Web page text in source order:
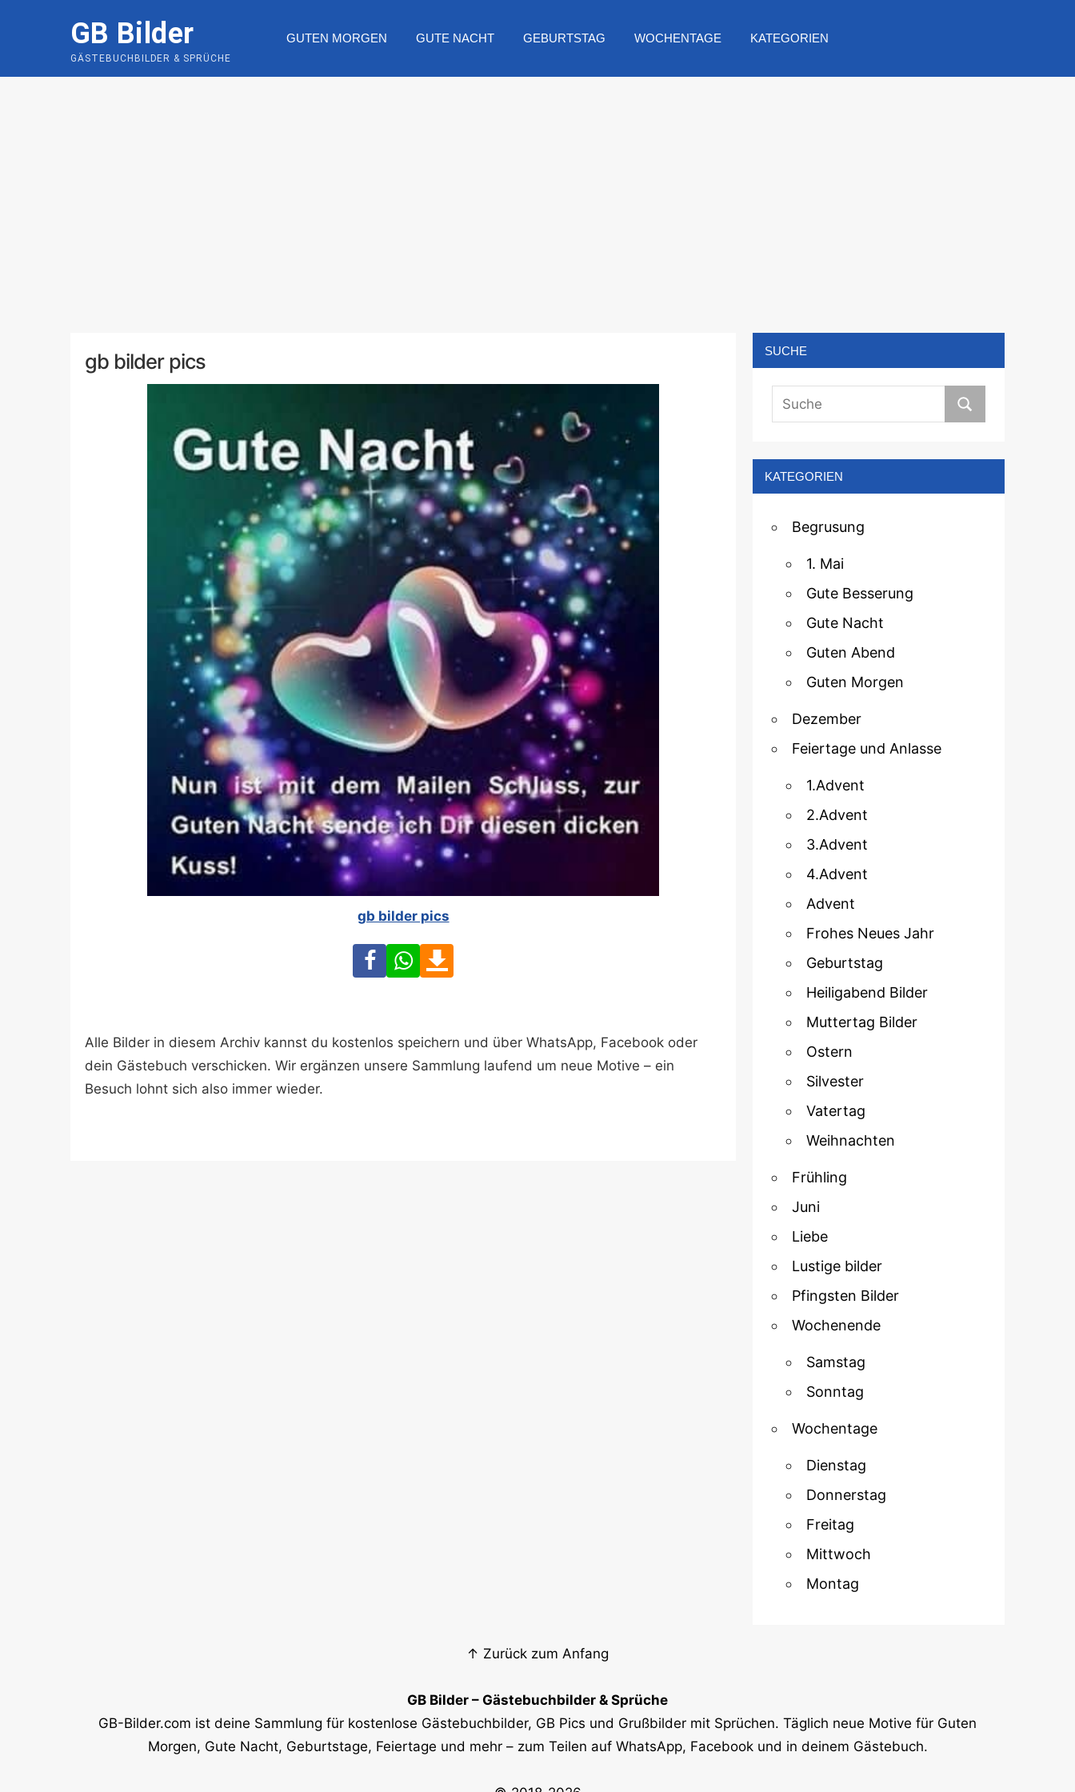
GB Bilder
GÄSTEBUCHBILDER & SPRÜCHE
GUTEN MORGEN GUTE NACHT GEBURTSTAG WOCHENTAGE KATEGORIEN
gb bilder pics
gb bilder pics
FacebookWhatsApp
Alle Bilder in diesem Archiv kannst du kostenlos speichern und über WhatsApp, Facebook oder
dein Gästebuch verschicken. Wir ergänzen unsere Sammlung laufend um neue Motive – ein
Besuch lohnt sich also immer wieder.
SUCHE
KATEGORIEN
Begrusung
1. Mai
Gute Besserung
Gute Nacht
Guten Abend
Guten Morgen
Dezember
Feiertage und Anlasse
1.Advent
2.Advent
3.Advent
4.Advent
Advent
Frohes Neues Jahr
Geburtstag
Heiligabend Bilder
Muttertag Bilder
Ostern
Silvester
Vatertag
Weihnachten
Frühling
Juni
Liebe
Lustige bilder
Pfingsten Bilder
Wochenende
Samstag
Sonntag
Wochentage
Dienstag
Donnerstag
Freitag
Mittwoch
Montag
↑ Zurück zum Anfang
GB Bilder – Gästebuchbilder & Sprüche
GB-Bilder.com ist deine Sammlung für kostenlose Gästebuchbilder, GB Pics und Grußbilder mit Sprüchen. Täglich neue Motive für Guten
Morgen, Gute Nacht, Geburtstage, Feiertage und mehr – zum Teilen auf WhatsApp, Facebook und in deinem Gästebuch.